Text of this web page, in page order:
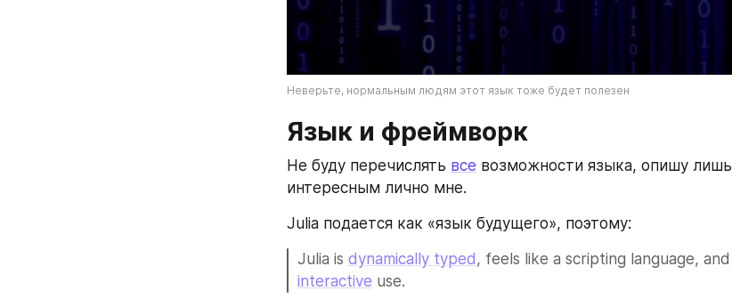
Неверьте, нормальным людям этот язык тоже будет полезен
Язык и фреймворк
Не буду перечислять все возможности языка, опишу лишь
интересным лично мне.
Julia подается как «язык будущего», поэтому:
Julia is dynamically typed
interactive use.